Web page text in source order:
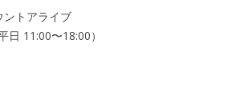
トアライブ
11:00〜18:00）